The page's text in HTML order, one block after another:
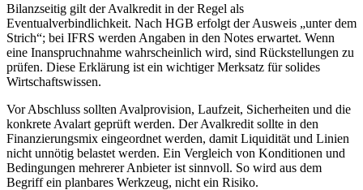
Bilanzseitig gilt der Avalkredit in der Regel als
Eventualverbindlichkeit. Nach HGB erfolgt der Ausweis „unter dem
Strich“; bei IFRS werden Angaben in den Notes erwartet. Wenn
eine Inanspruchnahme wahrscheinlich wird, sind Rückstellungen zu
prüfen. Diese Erklärung ist ein wichtiger Merksatz für solides
Wirtschaftswissen.
Vor Abschluss sollten Avalprovision, Laufzeit, Sicherheiten und die
konkrete Avalart geprüft werden. Der Avalkredit sollte in den
Finanzierungsmix eingeordnet werden, damit Liquidität und Linien
nicht unnötig belastet werden. Ein Vergleich von Konditionen und
Bedingungen mehrerer Anbieter ist sinnvoll. So wird aus dem
Begriff ein planbares Werkzeug, nicht ein Risiko.